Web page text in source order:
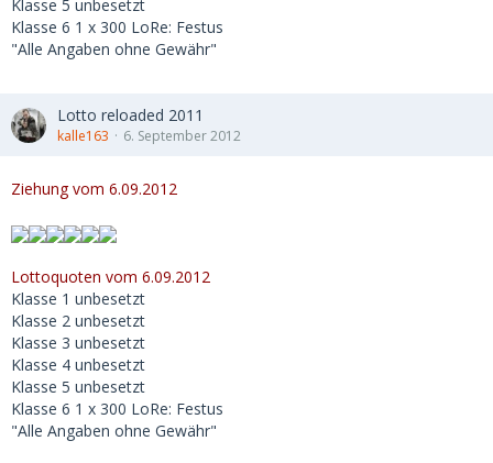
Klasse 5 unbesetzt
Klasse 6 1 x 300 LoRe: Festus
"Alle Angaben ohne Gewähr"
Lotto reloaded 2011
kalle163 6. September 2012
Ziehung vom 6.09.2012
Lottoquoten vom 6.09.2012
Klasse 1 unbesetzt
Klasse 2 unbesetzt
Klasse 3 unbesetzt
Klasse 4 unbesetzt
Klasse 5 unbesetzt
Klasse 6 1 x 300 LoRe: Festus
"Alle Angaben ohne Gewähr"